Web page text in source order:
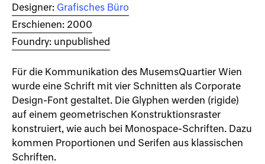
Designer: Grafisches Büro
Erschienen: 2000
Foundry: unpublished
Für die Kommunikation des MusemsQuartier Wien
wurde eine Schrift mit vier Schnitten als Corporate
Design-Font gestaltet. Die Glyphen werden (rigide)
auf einem geometrischen Konstruktionsraster
konstruiert, wie auch bei Monospace-Schriften. Dazu
kommen Proportionen und Serifen aus klassischen
Schriften.